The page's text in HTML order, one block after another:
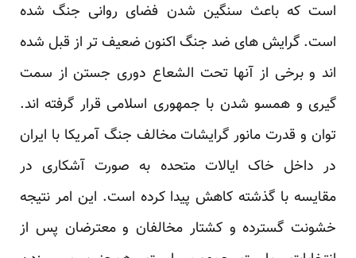
است که باعث سنگین شدن فضای روانی جنگ شده
است. گرایش های ضد جنگ اکنون ضعیف تر از قبل شده
اند و برخی از آنها تحت الشعاع دوری جستن از سمت
گیری و همسو شدن با جمهوری اسلامی قرار گرفته اند.
توان و قدرت مانور گرایشات مخالف جنگ آمریکا با ایران
در داخل خاک ایالات متحده به صورت آشکاری در
مقایسه با گذشته کاهش پیدا کرده است. این امر نتیجه
خشونت گسترده و کشتار مخالفان و معترضان پس از